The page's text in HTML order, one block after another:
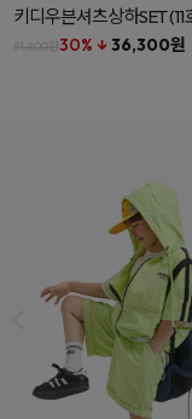
키디우븐셔츠상하SET
51,800원30% ↓ 36,300원